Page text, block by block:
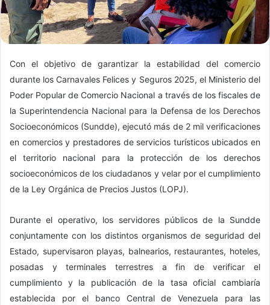
Con el objetivo de garantizar la estabilidad del comercio
durante los Carnavales Felices y Seguros 2025, el Ministerio del
Poder Popular de Comercio Nacional a través de los fiscales de
la Superintendencia Nacional para la Defensa de los Derechos
Socioeconómicos (Sundde), ejecutó más de 2 mil verificaciones
en comercios y prestadores de servicios turísticos ubicados en
el territorio nacional para la protección de los derechos
socioeconómicos de los ciudadanos y velar por el cumplimiento
de la Ley Orgánica de Precios Justos (LOPJ).
Durante el operativo, los servidores públicos de la Sundde
conjuntamente con los distintos organismos de seguridad del
Estado, supervisaron playas, balnearios, restaurantes, hoteles,
posadas y terminales terrestres a fin de verificar el
cumplimiento y la publicación de la tasa oficial cambiaría
establecida por el banco Central de Venezuela para las